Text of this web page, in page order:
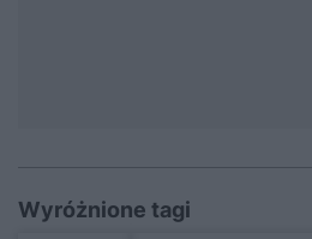
Wyróżnione tagi